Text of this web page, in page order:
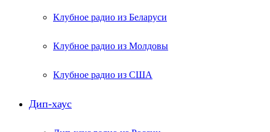
Клубное радио из Беларуси
Клубное радио из Молдовы
Клубное радио из США
Дип-хаус